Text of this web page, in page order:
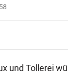
und Tollerei